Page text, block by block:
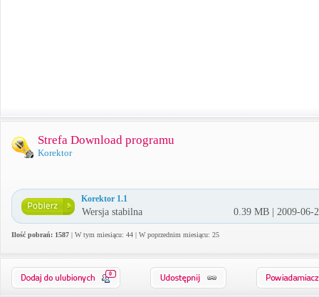
Strefa Download programu
Korektor
Korektor 1.1
Wersja stabilna 0.39 MB | 2009-06-
Ilość pobrań: 1587 | W tym miesiącu: 44 | W poprzednim miesiącu: 25
0